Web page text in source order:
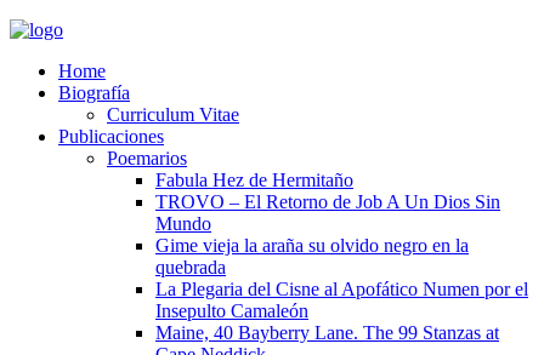
Home
Biografía
Curriculum Vitae​
Publicaciones
Poemarios
Fabula Hez de Hermitaño
TROVO – El Retorno de Job A Un Dios Sin
Mundo
Gime vieja la araña su olvido negro en la
quebrada
La Plegaria del Cisne al Apofático Numen por el
Insepulto Camaleón
Maine, 40 Bayberry Lane. The 99 Stanzas at